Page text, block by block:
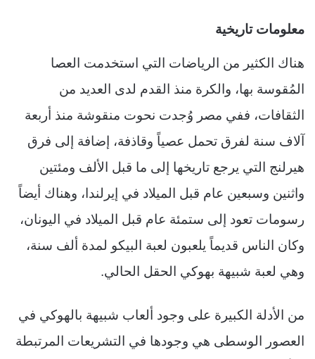
معلومات تاريخية
هناك الكثير من الرياضات التي استخدمت العصا
المُقوسة بها، والكرة منذ القدم لدى العديد من
الثقافات، ففي مصر وُجدت نحوت منقوشة منذ أربعة
آلاف سنة لفرق تحمل عصياً وقاذفة، إضافة إلى فرق
هيرلنج التي يرجع تاريخها إلى ما قبل الألف ومئتين
واثنين وسبعين عام قبل الميلاد في إيرلندا، وهناك أيضاً
رسومات تعود إلى ستمئة عام قبل الميلاد في اليونان،
وكان الناس قديماً يلعبون لعبة البيكو لمدة ألف سنة،
وهي لعبة شبيهة بهوكي الحقل الحالي.
من الأدلة الكبيرة على وجود ألعاب شبيهة بالهوكي في
العصور الوسطى هي وجودها في التشريعات المرتبطة